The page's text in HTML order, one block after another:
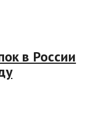
в России